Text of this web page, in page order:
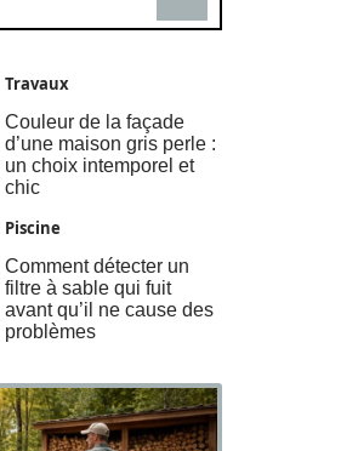
Travaux
Couleur de la façade
d’une maison gris perle :
un choix intemporel et
chic
Piscine
Comment détecter un
filtre à sable qui fuit
avant qu’il ne cause des
problèmes